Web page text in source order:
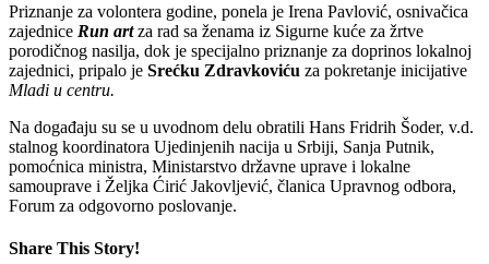
Priznanje za volontera godine, ponela je Irena Pavlović, osnivačica
zajednice Run artza rad sa ženama iz Sigurne kuće za žrtve
porodičnog nasilja, dok je specijalno priznanje za doprinos lokalnoj
zajednici, pripalo je Srećku Zdravkoviću za pokretanje inicijative
Mladi u centru.
Na događaju su se u uvodnom delu obratili Hans Fridrih Šoder, v.d.
stalnog koordinatora Ujedinjenih nacija u Srbiji, Sanja Putnik,
pomoćnica ministra, Ministarstvo državne uprave i lokalne
samouprave i Željka Ćirić Jakovljević, članica Upravnog odbora,
Forum za odgovorno poslovanje.
Share This Story!